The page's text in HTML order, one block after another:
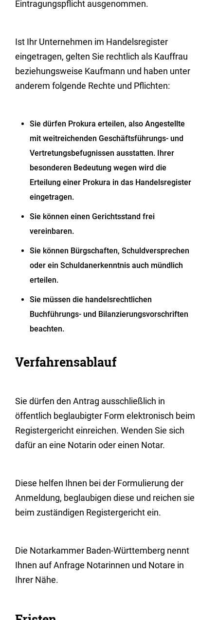
Eintragungspflicht ausgenommen.
Ist Ihr Unternehmen im Handelsregister
eingetragen, gelten Sie rechtlich als Kauffrau
beziehungsweise Kaufmann und haben unter
anderem folgende Rechte und Pflichten:
Sie dürfen Prokura erteilen, also Angestellte
mit weitreichenden Geschäftsführungs- und
Vertretungsbefugnissen ausstatten. Ihrer
besonderen Bedeutung wegen wird die
Erteilung einer Prokura in das Handelsregister
eingetragen.
Sie können einen Gerichtsstand frei
vereinbaren.
Sie können Bürgschaften, Schuldversprechen
oder ein Schuldanerkenntnis auch mündlich
erteilen.
Sie müssen die handelsrechtlichen
Buchführungs- und Bilanzierungsvorschriften
beachten.
Verfahrensablauf
Sie dürfen den Antrag ausschließlich in
öffentlich beglaubigter Form elektronisch beim
Registergericht einreichen. Wenden Sie sich
dafür an eine Notarin oder einen Notar.
Diese helfen Ihnen bei der Formulierung der
Anmeldung, beglaubigen diese und reichen sie
beim zuständigen Registergericht ein.
Die Notarkammer Baden-Württemberg nennt
Ihnen auf Anfrage Notarinnen und Notare in
Ihrer Nähe.